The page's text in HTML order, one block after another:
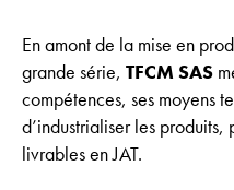
En amont de la mise en
grande série, TFCM SAS
compétences, ses moyens
d’industrialiser les produits,
livrables en JAT.